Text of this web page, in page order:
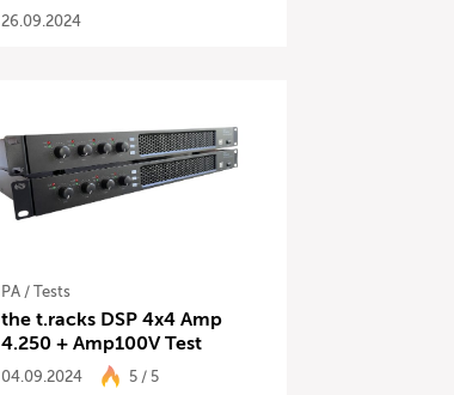
26.09.2024
PA /Tests
the t.racks DSP 4x4 Amp
4.250 + Amp100V Test
04.09.2024 5 / 5